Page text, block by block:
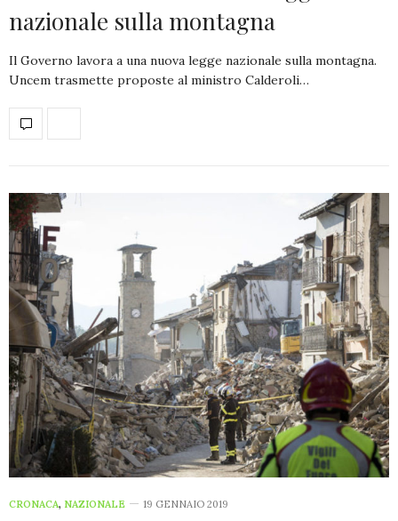
nazionale sulla montagna
Il Governo lavora a una nuova legge nazionale sulla montagna.
Uncem trasmette proposte al ministro Calderoli…
CRONACA, NAZIONALE 19 GENNAIO 2019